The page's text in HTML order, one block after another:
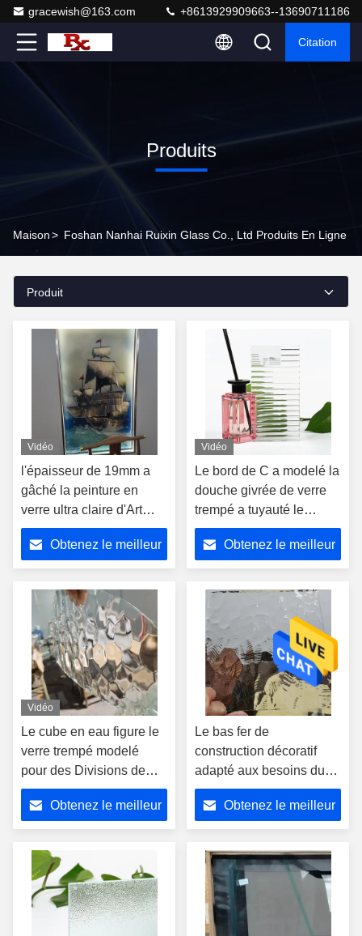
gracewish@163.com +8613929909663--13690711186
Citation
Produits
Maison> Foshan Nanhai Ruixin Glass Co., Ltd Produits En Ligne
Produit
Vidéo
l'épaisseur de 19mm a
gâché la peinture en
verre ultra claire d'Art
Glass Hot Melt Sailboat
Obtenez le meilleur
Vidéo
Le bord de C a modelé la
douche givrée de verre
trempé a tuyauté le
panneau en verre
décoratif de texture à
nervures
Obtenez le meilleur
Vidéo
Le cube en eau figure le
verre trempé modelé
pour des Divisions de
séparations d'écran de
doucheObtenez le meilleur
Le bas fer de
construction décoratif
adapté aux besoins du
client en verre a ultra
gâché le verre de modèle
océanique figure
Obtenez le meilleur